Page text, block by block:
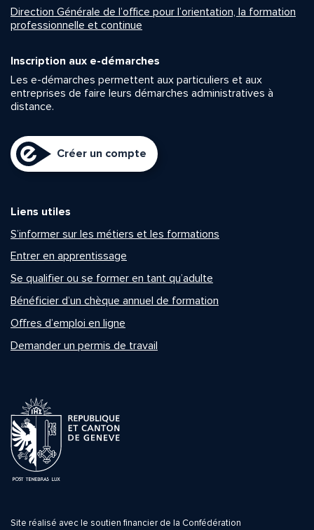
Direction Générale de l’office pour l’orientation, la formation
professionnelle et continue
Inscription aux e-démarches
Les e-démarches permettent aux particuliers et aux
entreprises de faire leurs démarches administratives à
distance.
Créer un compte
Liens utiles
S’informer sur les métiers et les formations
Entrer en apprentissage
Se qualifier ou se former en tant qu’adulte
Bénéficier d’un chèque annuel de formation
Offres d’emploi en ligne
Demander un permis de travail
Site réalisé avec le soutien financier de la Confédération